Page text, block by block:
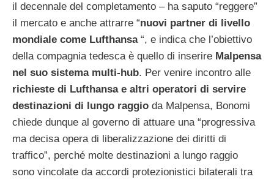
il decennale del completamento – ha saputo “reggere”
il mercato e anche attrarre “nuovi partner di livello
mondiale come Lufthansa“, e indica che l’obiettivo
della compagnia tedesca è quello di inserire Malpensa
nel suo sistema multi-hub. Per venire incontro alle
richieste di Lufthansa e altri operatori di servire
destinazioni di lungo raggio da Malpensa, Bonomi
chiede dunque al governo di attuare una “progressiva
ma decisa opera di liberalizzazione dei diritti di
traffico”, perché molte destinazioni a lungo raggio
sono vincolate da accordi protezionistici bilaterali tra